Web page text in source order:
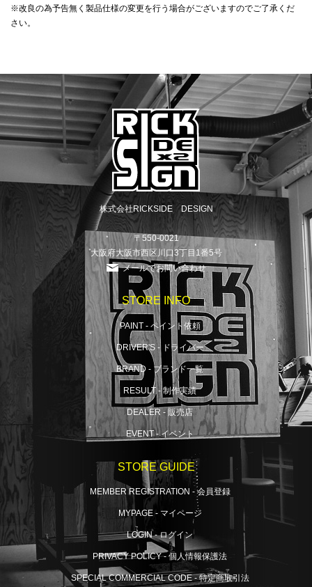
※改良の為予告無く製品仕様の変更を行う場合がございますのでご了承くだ
さい。
株式会社RICKSIDE DESIGN
〒550-0021
大阪府大阪市西区川口3丁目1番5号
メールでお問い合わせ
STORE INFO
PAINT - ペイント依頼
DRIVER'S - ドライバー
BRAND - ブランド一覧
RESULT - 制作実績
DEALER - 販売店
EVENT - イベント
STORE GUIDE
MEMBER REGISTRATION - 会員登録
MYPAGE - マイページ
LOGIN - ログイン
PRIVACY POLICY - 個人情報保護法
SPECIAL COMMERCIAL CODE - 特定商取引法